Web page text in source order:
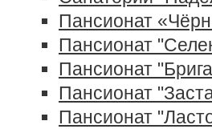
Пансионат
Пансионат
Пансионат
Пансионат
Пансионат